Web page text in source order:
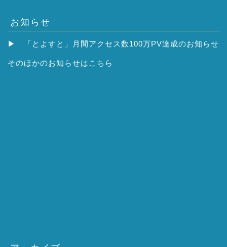
お知らせ
▶ 「とよすと」月間アクセス数100万PV達成のお知らせ
そのほかのお知らせはこちら